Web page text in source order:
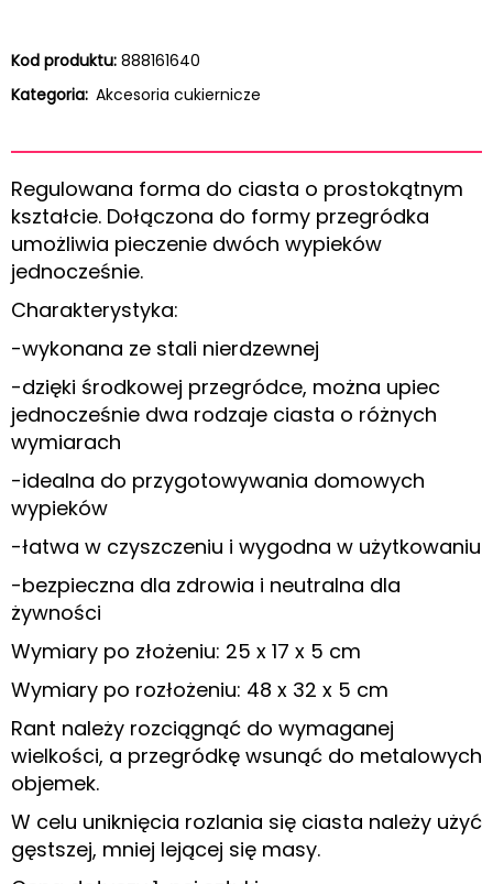
Kod produktu: 888161640
Kategoria: Akcesoria cukiernicze
Regulowana forma do ciasta o prostokątnym
kształcie. Dołączona do formy przegródka
umożliwia pieczenie dwóch wypieków
jednocześnie.
Charakterystyka:
-wykonana ze stali nierdzewnej
-dzięki środkowej przegródce, można upiec
jednocześnie dwa rodzaje ciasta o różnych
wymiarach
-idealna do przygotowywania domowych
wypieków
-łatwa w czyszczeniu i wygodna w użytkowaniu
-bezpieczna dla zdrowia i neutralna dla
żywności
Wymiary po złożeniu: 25 x 17 x 5 cm
Wymiary po rozłożeniu: 48 x 32 x 5 cm
Rant należy rozciągnąć do wymaganej
wielkości, a przegródkę wsunąć do metalowych
objemek.
W celu uniknięcia rozlania się ciasta należy użyć
gęstszej, mniej lejącej się masy.